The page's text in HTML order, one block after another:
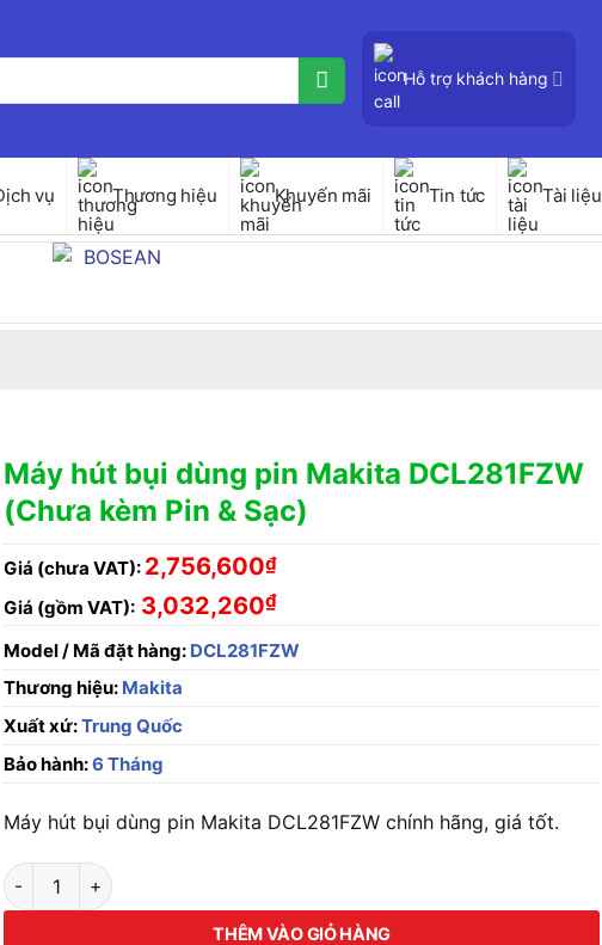
Hỗ trợ khách hàng
vụ Thương hiệu Khuyến mãi Tin tức Tài liệu
Máy hút bụi dùng pin Makita DCL281FZW
(Chưa kèm Pin & Sạc)
Giá (chưa VAT): 2,756,600₫
Giá (gồm VAT): 3,032,260₫
Model / Mã đặt hàng: DCL281FZW
Thương hiệu: Makita
Xuất xứ:Trung Quốc
Bảo hành:6 Tháng
Máy hút bụi dùng pin Makita DCL281FZW chính hãng, giá tốt.
Máy hút bụi dùng pin Makita DCL281FZW (Chưa kèm Pin & Sạc) số lượng
THÊM VÀO GIỎ HÀNG